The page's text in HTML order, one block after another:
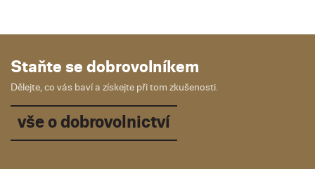
Staňte se dobrovolníkem
Dělejte, co vás baví a získejte při tom zkušenosti.
vše o dobrovolnictví